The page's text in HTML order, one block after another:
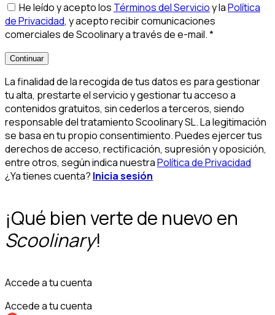
He leído y acepto los Términos del Servicioy laPolítica
de Privacidad, y acepto recibir comunicaciones
comerciales de Scoolinary a través de e-mail.*
Continuar
La finalidad de la recogida de tus datos es para gestionar
tu alta, prestarte el servicio y gestionar tu acceso a
contenidos gratuitos, sin cederlos a terceros, siendo
responsable del tratamiento Scoolinary SL. La legitimación
se basa en tu propio consentimiento. Puedes ejercer tus
derechos de acceso, rectificación, supresión y oposición,
entre otros, según indica nuestraPolítica de Privacidad
¿Ya tienes cuenta? Inicia sesión
¡Qué bien verte de nuevo en
Scoolinary!
Accede a tu cuenta
Accede a tu cuenta